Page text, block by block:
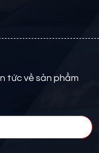
tức về sản phẩm